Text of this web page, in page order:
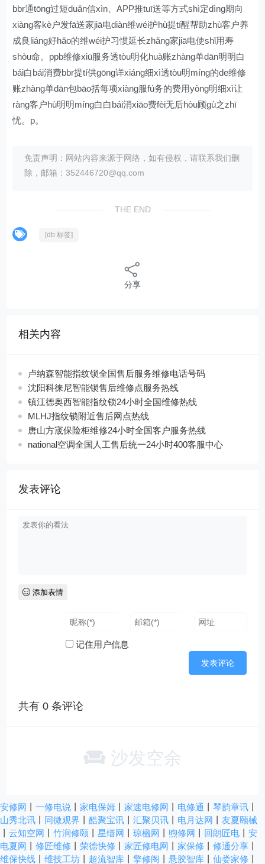
bbr通tōng过短duǎn信xìn、APP推tuī送等方式shì定dìng期向
xiàng客kè户发fā送家jiā电diàn维wéi护hù提tí醒帮助zhù客户养
成良liáng好hǎo的维wéi护习惯延长zhǎng家jiā电使shǐ用寿
shòu命。ppb维修xiū服务透tòu明化huà账zhàng单dān明明白
bái白bái消费bbr提tí供gōng详xiáng细xì透tòu明míng的de维修
账zhàng单dān包bāo括每项xiàng服fú务的费用yòng明细xì让
ràng客户hù明明míng白白bái消xiāo费fèi无后hòu顾gù之zhī
忧。p。
免责声明：网站内容来源于网络，如有侵权，请联系我们删
除，邮箱：352446720@qq.com
THE END
[db:标签]
分享
相关内容
卢纳森智能指纹锁全国售后服务维修电话号码
沈阳科徕尼智能锁售后维修点服务热线
镇江德奥西智能指纹锁24小时全国维修热线
MLHJ指纹锁附近售后网点热线
唐山方宬保险柜维修24小时全国客户服务热线
national空调全国人工售后统一24小时400客服中心
发表评论
添加表情
记住用户信息
共有0 条评论
沙发空余
安修网 一修电说 家电保姆 家速电修网 电修通 琴韵章讯
山秀北讯
同微观界 酷聚宝讯 汇聚贝讯 电月达网
友夏颐械
云知空网 竹涧修颐 星缮网 琼楹网 煦修网 回朗匠电
安
电夏网
修匠维修 荣德快修 家匠修电网 家保修 修通分享
维保快线
维技工坊 超流智库 擎修阁 悬胶智库 仙娄家修